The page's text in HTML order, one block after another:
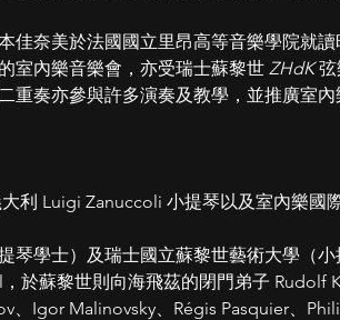
佳奈美於法國國立⾥昂⾼等⾳樂學院就
室內樂⾳樂會，亦受瑞⼠蘇黎世 ZHdK
重奏亦參與許多演奏及教學，並推廣室內
利 Luigi Zanuccoli ⼩提琴以及室內樂國
琴學士）及瑞⼠國立蘇黎世藝術⼤學（
於蘇黎世則向海⾶茲的閉⾨弟⼦ Rudolf
、Igor Malinovsky、Régis Pasquier、